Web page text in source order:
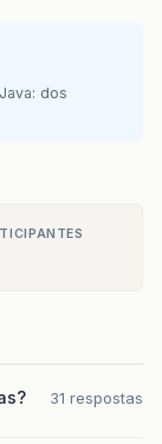
dos
31 respostas